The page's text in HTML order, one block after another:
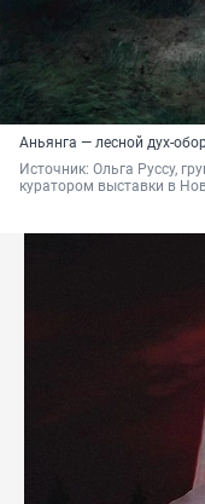
Аньянга — лесной дух-
Источник: Ольга Руссу,
куратором выставки в